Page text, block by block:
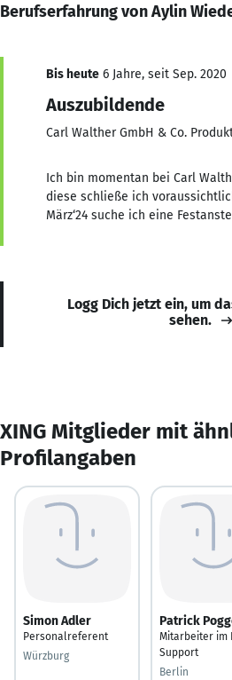
Berufserfahrung von Aylin
Bis heute 6 Jahre, seit Sep. 2020
Auszubildende
Carl Walther GmbH & Co.
Ich bin momentan bei Carl
diese schließe ich
März‘24 suche ich eine
Logg Dich jetzt ein, um
sehen.
XING Mitglieder mit
Profilangaben
Simon Adler
Personalreferent
Würzburg
Patrick
Mitarbeiter im
Support
Berlin